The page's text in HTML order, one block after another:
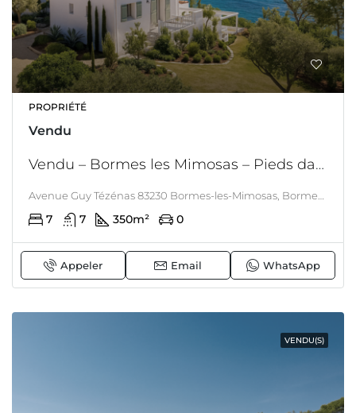
PROPRIÉTÉ
Vendu
Vendu – Bormes les Mimosas – Pieds dans l’eau – Face au fort de Brégançon, propriété iconique les pieds dans l’eau, au milieu des vignes.
7 7 350m² 0
Appeler Email WhatsApp
VENDU(S)